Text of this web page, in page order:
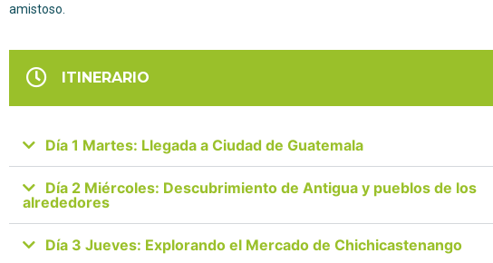
amistoso.
ITINERARIO
Día 1 Martes: Llegada a Ciudad de Guatemala
Día 2 Miércoles: Descubrimiento de Antigua y pueblos de los
alrededores
Día 3 Jueves: Explorando el Mercado de Chichicastenango